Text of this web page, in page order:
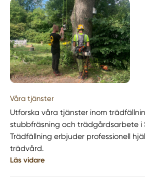
Våra tjänster
Utforska våra tjänster inom
stubbfräsning och trädgårdsarbete i
Trädfällning erbjuder professionell
trädvård.
Läs vidare